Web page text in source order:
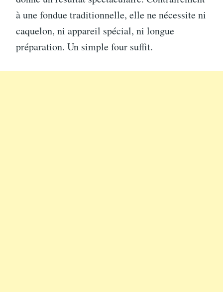
à une fondue traditionnelle, elle ne nécessite ni
caquelon, ni appareil spécial, ni longue
préparation. Un simple four suffit.